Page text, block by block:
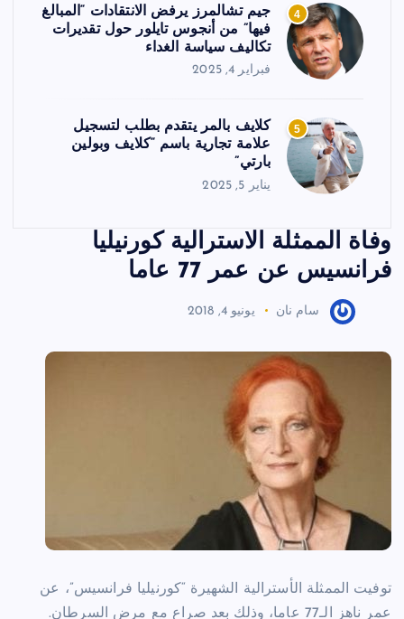
4
جيم تشالمرز يرفض الانتقادات “المبالغ
فيها” من أنجوس تايلور حول تقديرات
تكاليف سياسة الغداء
فبراير 4, 2025
5
كلايف بالمر يتقدم بطلب لتسجيل
علامة تجارية باسم “كلايف وبولين
بارتي”
يناير 5, 2025
وفاة الممثلة الاسترالية كورنيليا
فرانسيس عن عمر 77 عاما
سام نان يونيو 4, 2018
توفيت الممثلة الأسترالية الشهيرة “كورنيليا فرانسيس”، عن
عمر ناهز الـ77 عاما، وذلك بعد صراع مع مرض السرطان.